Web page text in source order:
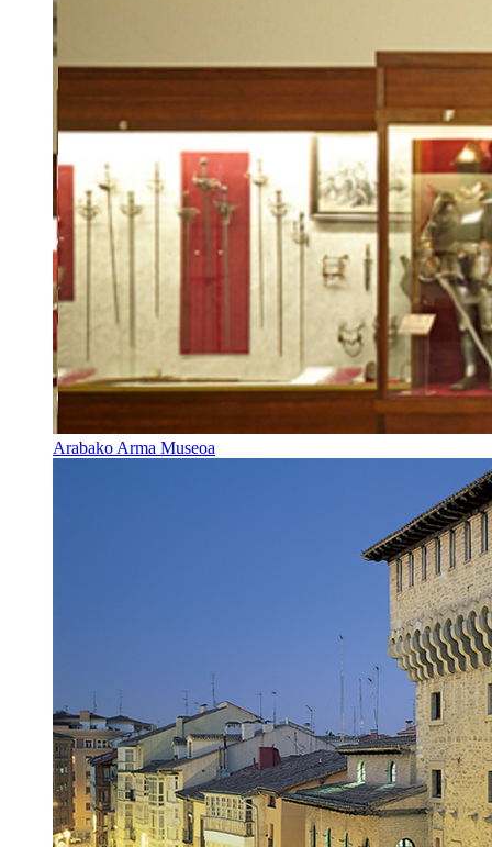
Arabako Arma Museoa